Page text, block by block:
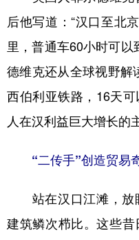
后他写道：“汉口至北
里，普通车60小时可以
德维克还从全球视野解
西伯利亚铁路，16天
人在汉利益巨大增长的
“二传手”创造贸易
站在汉口江滩，放
建筑鳞次栉比。这些